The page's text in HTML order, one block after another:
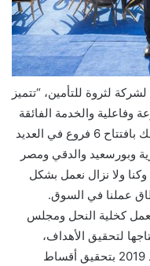
لثروة للتأمين، “تتميز
وفاعلية والخدمة الفائقة
منذ بداية تأسيسها، وقمنا بالتوسع في ذلك بافتتاح 6 فروع في العديد
وبورسعيد والدقي ومصر
ولا نزال نعمل بشكل
عملنا في السوق.
كخلية النحل ومجلس
لتحقيق الأهداف،
استطعنا تحقيق أرقاماً قياسية فبدأنا منذ 2019 بتحقيق أقساط